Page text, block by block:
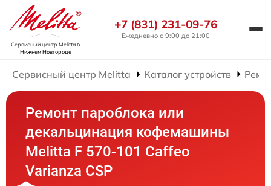
Сервисный центр Melittaв
Нижнем Новгороде
+7 (831) 231-09-76
Ежедневно с 9:00 до 21:00
Сервисный центр Melitta Каталог устройств
Ремонт пароблока или
декальцинация кофемашины
Melitta F 570-101 Caffeo
Varianza CSP